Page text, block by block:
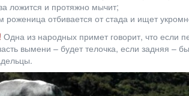
ложится и протяжно мычит;
роженица отбивается от стада и ищет
Одна из народных примет говорит, что если
вымени – будет телочка, если задняя –